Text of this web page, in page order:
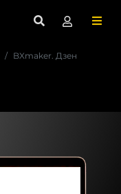
BXmaker. Дзен